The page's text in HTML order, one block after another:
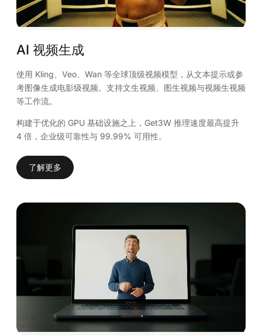
AI 视频生成
使用 Kling、Veo、Wan 等全球顶级视频模型，从文本提示或参
考图像生成电影级视频。支持文生视频、图生视频与视频生视频
等工作流。
构建于优化的 GPU 基础设施之上，Get3W 推理速度最高提升
4 倍，企业级可靠性与 99.99% 可用性。
了解更多